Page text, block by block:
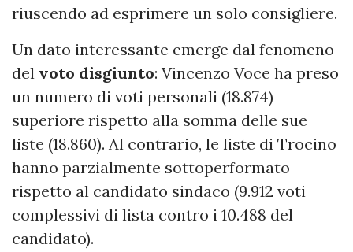
riuscendo ad esprimere un solo consigliere.
Un dato interessante emerge dal fenomeno
del voto disgiunto: Vincenzo Voce ha preso
un numero di voti personali (18.874)
superiore rispetto alla somma delle sue
liste (18.860). Al contrario, le liste di Trocino
hanno parzialmente sottoperformato
rispetto al candidato sindaco (9.912 voti
complessivi di lista contro i 10.488 del
candidato).